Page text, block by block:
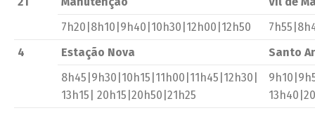
7h20|8h10|9h40|10h30|12h00|12h50
4
Estação Nova
Santo
8h45|9h30|10h15|11h00|11h45|12h30|
13h15| 20h15|20h50|21h25